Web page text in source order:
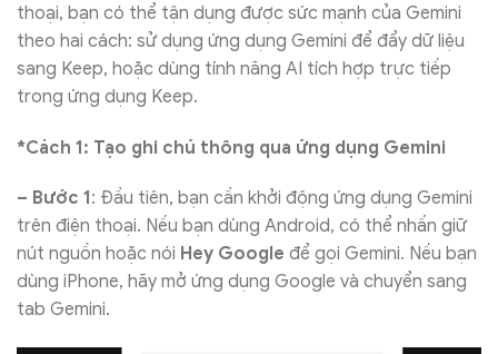
thoại, bạn có thể tận dụng được sức mạnh của Gemini
theo hai cách: sử dụng ứng dụng Gemini để đẩy dữ liệu
sang Keep, hoặc dùng tính năng AI tích hợp trực tiếp
trong ứng dụng Keep.
*Cách 1: Tạo ghi chú thông qua ứng dụng Gemini
– Bước 1: Đầu tiên, bạn cần khởi động ứng dụng Gemini
trên điện thoại. Nếu bạn dùng Android, có thể nhấn giữ
nút nguồn hoặc nói Hey Google để gọi Gemini. Nếu bạn
dùng iPhone, hãy mở ứng dụng Google và chuyển sang
tab Gemini.